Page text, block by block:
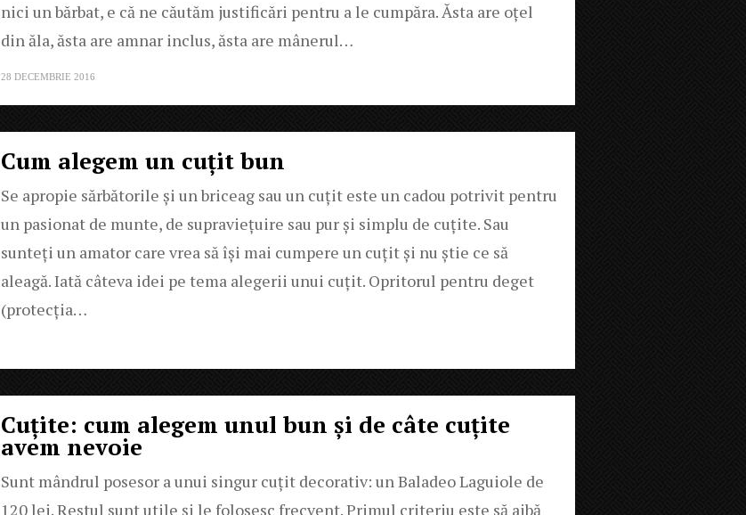
nici un bărbat, e că ne căutăm justificări pentru a le cumpăra. Ăsta are oțel
din ăla, ăsta are amnar inclus, ăsta are mânerul…
28 DECEMBRIE 2016
Cum alegem un cuțit bun
Se apropie sărbătorile și un briceag sau un cuțit este un cadou potrivit pentru
un pasionat de munte, de supraviețuire sau pur și simplu de cuțite. Sau
sunteți un amator care vrea să își mai cumpere un cuțit și nu știe ce să
aleagă. Iată câteva idei pe tema alegerii unui cuțit. Opritorul pentru deget
(protecția…
Cuțite: cum alegem unul bun și de câte cuțite
avem nevoie
Sunt mândrul posesor a unui singur cuțit decorativ: un Baladeo Laguiole de
120 lei. Restul sunt utile și le folosesc frecvent. Primul criteriu este să aibă